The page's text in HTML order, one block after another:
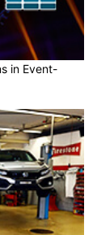
in Event-